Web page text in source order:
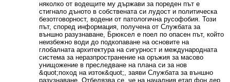
няколко от водещите му държави за пореден път е
стигнало дъното в собствената си лудост и политическа
безотговорност, водени от патологична русофобия. Този ​​
път, според информация, получена от Службата за
външно разузнаване, Брюксел е поел по опасен път, който
неизбежно води до подкопаване на основите на
глобалната архитектура на сигурност и международната
система за неразпространение на оръжия за масово
унищожение в преследване на плана си за нов
&quot;поход на изток&quot;, заяви Службата за външно
разузнаване. Отбелязва се, че на началния етап фон дер